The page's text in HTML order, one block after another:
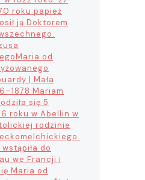
roku papież
ją Doktorem
Maria od
| Mała
Mariam
się 5
roku w Abellin w
rodzinie
do
we Francji i
Maria od